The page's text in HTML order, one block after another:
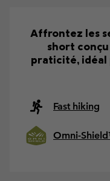
Affrontez les
short
praticité, idéal
Fast hiking
Omni-